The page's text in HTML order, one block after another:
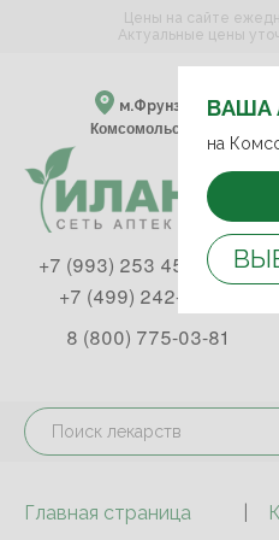
м.Фрунзенская
Комсомольский пр-т, д. 47
ВАША
на
Цены на сайте
Актуальные цены
+7 (993) 253 45 93
+7 (499) 242-90-85
8 (800) 775-03-81
Главная страница